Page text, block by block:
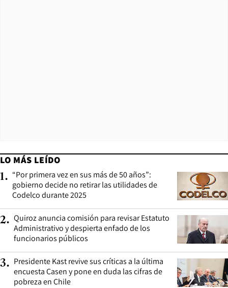
LO MÁS LEÍDO
1. “Por primera vez en sus más de 50 años”:
gobierno decide no retirar las utilidades de
Codelco durante 2025
2. Quiroz anuncia comisión para revisar Estatuto
Administrativo y despierta enfado de los
funcionarios públicos
3. Presidente Kast revive sus críticas a la última
encuesta Casen y pone en duda las cifras de
pobreza en Chile